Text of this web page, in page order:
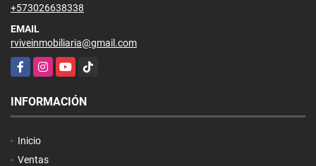
+573026638338
EMAIL
rviveinmobiliaria@gmail.com
FacebookInstagramYouTubeTikTok
INFORMACIÓN
Inicio
Ventas